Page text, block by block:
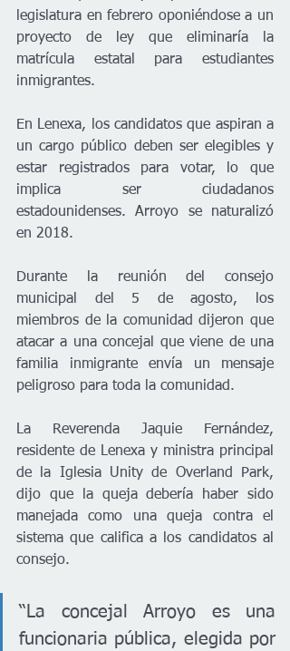
legislatura en febrero oponiéndose a un
proyecto de ley que eliminaría la
matrícula estatal para estudiantes
inmigrantes.
En Lenexa, los candidatos que aspiran a
un cargo público deben ser elegibles y
estar registrados para votar, lo que
implica ser ciudadanos
estadounidenses. Arroyo se naturalizó
en 2018.
Durante la reunión del consejo
municipal del 5 de agosto, los
miembros de la comunidad dijeron que
atacar a una concejal que viene de una
familia inmigrante envía un mensaje
peligroso para toda la comunidad.
La Reverenda Jaquie Fernández,
residente de Lenexa y ministra principal
de la Iglesia Unity de Overland Park,
dijo que la queja debería haber sido
manejada como una queja contra el
sistema que califica a los candidatos al
consejo.
“La concejal Arroyo es una
funcionaria pública, elegida por